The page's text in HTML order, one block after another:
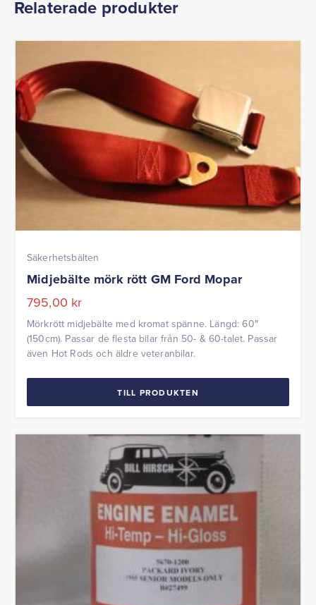
Relaterade produkter
Säkerhetsbälten
Midjebälte mörk rött GM Ford Mopar
795,00 kr
Mörkrött midjebälte med kromat spänne. Längd: 60″
(150cm). Passar de flesta bilar från 50- & 60-talet. Passar
även Hot Rods och äldre veteranbilar.
TILL PRODUKTEN